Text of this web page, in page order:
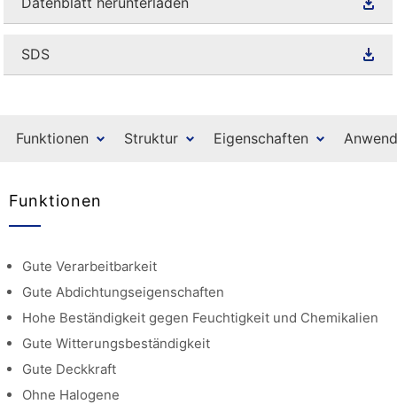
SDS
Funktionen Struktur Eigenschaften
Funktionen
Gute Verarbeitbarkeit
Gute Abdichtungseigenschaften
Hohe Beständigkeit gegen Feuchtigkeit und Chemikalien
Gute Witterungsbeständigkeit
Gute Deckkraft
Ohne Halogene